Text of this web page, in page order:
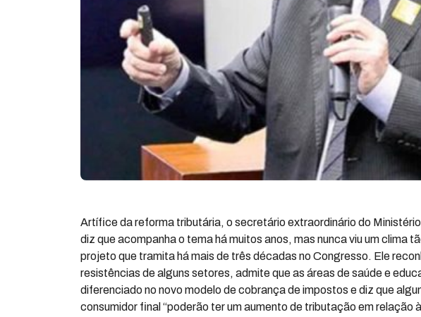
Artífice da reforma tributária, o secretário extraordinário do
diz que acompanha o tema há muitos anos, mas nunca viu um clima
projeto que tramita há mais de três décadas no Congresso. Ele
resistências de alguns setores, admite que as áreas de saúde e
diferenciado no novo modelo de cobrança de impostos e diz que
consumidor final “poderão ter um aumento de tributação em relação